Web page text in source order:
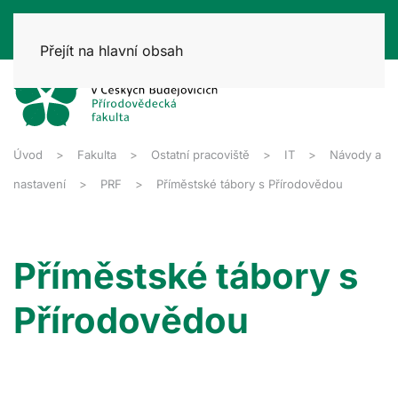
Přejít na hlavní obsah
Úvod Fakulta Ostatní pracoviště IT Návody a
nastavení PRF Příměstské tábory s Přírodovědou
Příměstské tábory s
Přírodovědou